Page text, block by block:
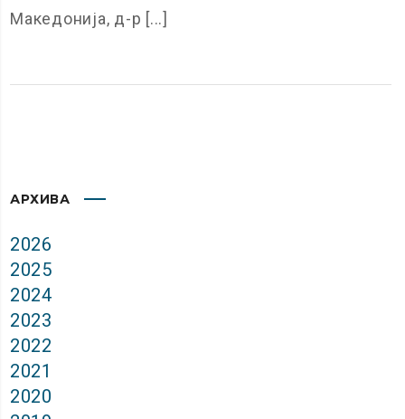
Македонија, д-р [...]
АРХИВА
2026
2025
2024
2023
2022
2021
2020